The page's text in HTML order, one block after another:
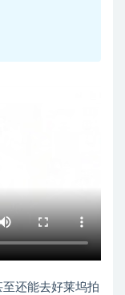
还能去好莱坞拍